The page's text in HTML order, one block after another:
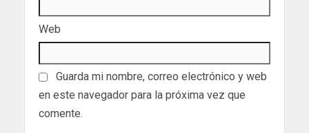
Web
Guarda mi nombre, correo electrónico y web
en este navegador para la próxima vez que
comente.